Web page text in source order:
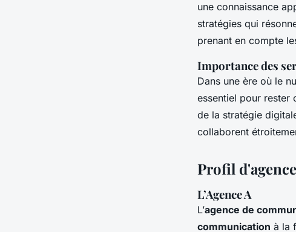
une connaissance
stratégies qui
prenant en compte
Importance des
Dans une ère où le
essentiel pour rester
de la stratégie
collaborent
Profil
L’Agence A
L’agence de
communication à la